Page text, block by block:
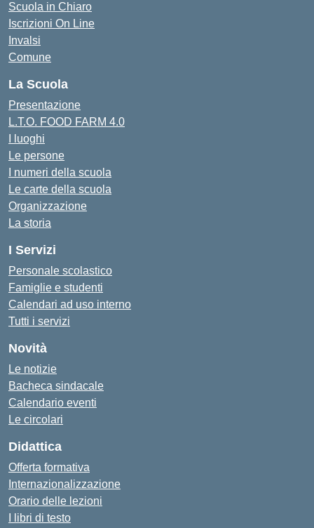
Scuola in Chiaro
Iscrizioni On Line
Invalsi
Comune
La Scuola
Presentazione
L.T.O. FOOD FARM 4.0
I luoghi
Le persone
I numeri della scuola
Le carte della scuola
Organizzazione
La storia
I Servizi
Personale scolastico
Famiglie e studenti
Calendari ad uso interno
Tutti i servizi
Novità
Le notizie
Bacheca sindacale
Calendario eventi
Le circolari
Didattica
Offerta formativa
Internazionalizzazione
Orario delle lezioni
I libri di testo